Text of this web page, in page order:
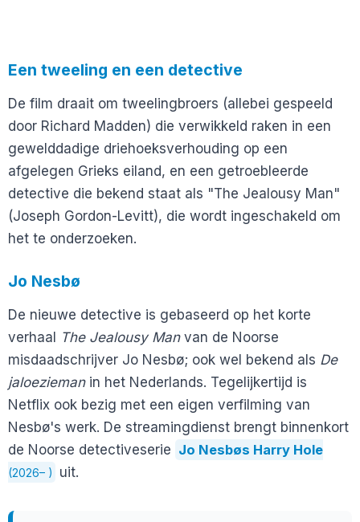
Een tweeling en een detective
De film draait om tweelingbroers (allebei gespeeld
door Richard Madden) die verwikkeld raken in een
gewelddadige driehoeksverhouding op een
afgelegen Grieks eiland, en een getroebleerde
detective die bekend staat als "The Jealousy Man"
(Joseph Gordon-Levitt), die wordt ingeschakeld om
het te onderzoeken.
Jo Nesbø
De nieuwe detective is gebaseerd op het korte
verhaal The Jealousy Manvan de Noorse
misdaadschrijver Jo Nesbø; ook wel bekend als De
jaloeziemanin het Nederlands. Tegelijkertijd is
Netflix ook bezig met een eigen verfilming van
Nesbø's werk. De streamingdienst brengt binnenkort
de Noorse detectiveserie Jo Nesbøs Harry Hole
(2026– ) uit.